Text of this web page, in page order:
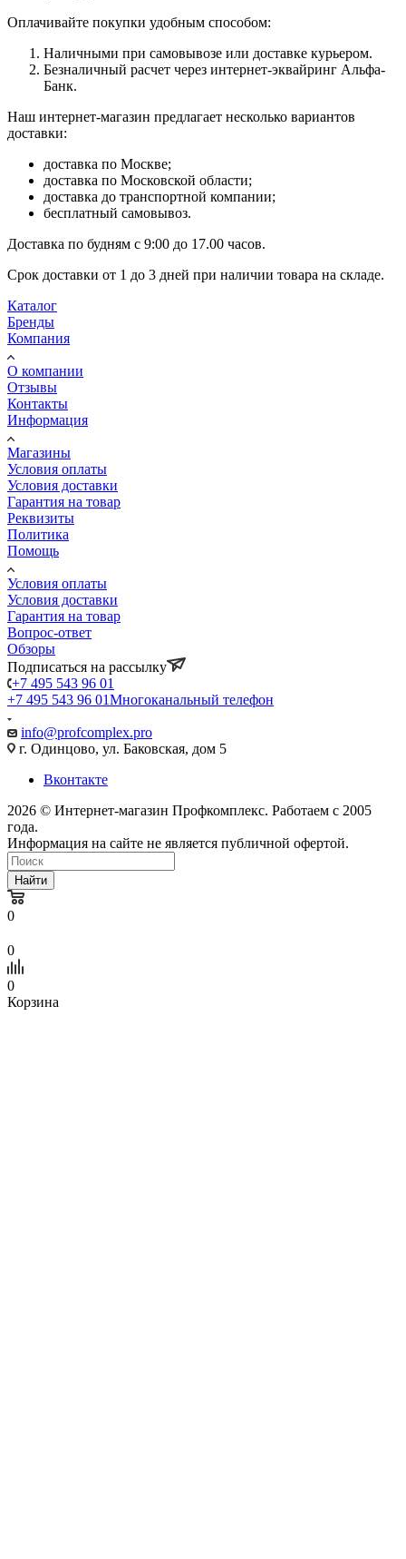
Оплачивайте покупки удобным способом:
Наличными при самовывозе или доставке курьером.
Безналичный расчет через интернет-эквайринг Альфа-
Банк.
Наш интернет-магазин предлагает несколько вариантов
доставки:
доставка по Москве;
доставка по Московской области;
доставка до транспортной компании;
бесплатный самовывоз.
Доставка по будням с 9:00 до 17.00 часов.
Срок доставки от 1 до 3 дней при наличии товара на складе.
Каталог
Бренды
Компания
О компании
Отзывы
Контакты
Информация
Магазины
Условия оплаты
Условия доставки
Гарантия на товар
Реквизиты
Политика
Помощь
Условия оплаты
Условия доставки
Гарантия на товар
Вопрос-ответ
Обзоры
Подписаться на рассылку
+7 495 543 96 01
+7 495 543 96 01Многоканальный телефон
info@profcomplex.pro
г. Одинцово, ул. Баковская, дом 5
Вконтакте
2026 © Интернет-магазин Профкомплекс. Работаем с 2005
года.
Информация на сайте не является публичной офертой.
Найти
0
0
0
Корзина